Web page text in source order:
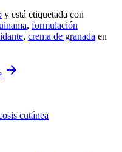
y está etiquetada con
, formulación
, crema de granada en
arrow_forward